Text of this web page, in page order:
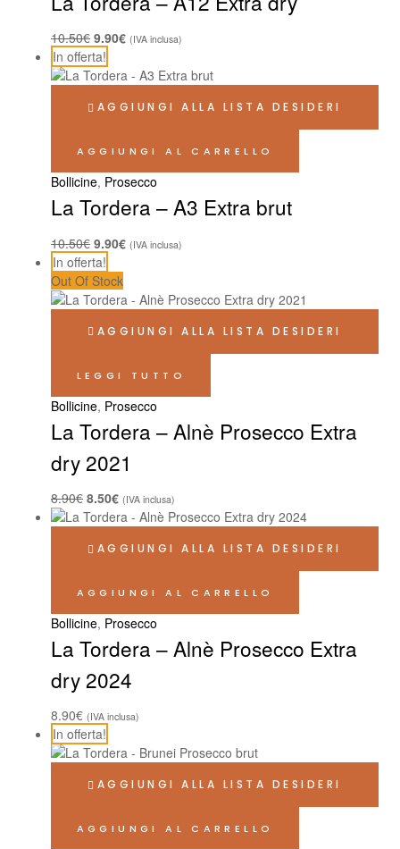
10.50€ 9.90€ (IVA inclusa)
In offerta!
AGGIUNGI ALLA LISTA DESIDERI
AGGIUNGI AL CARRELLO
Bollicine, Prosecco
La Tordera – A3 Extra brut
10.50€ 9.90€ (IVA inclusa)
In offerta!
Out Of Stock
AGGIUNGI ALLA LISTA DESIDERI
LEGGI TUTTO
Bollicine, Prosecco
La Tordera – Alnè Prosecco Extra
dry 2021
8.90€ 8.50€ (IVA inclusa)
AGGIUNGI ALLA LISTA DESIDERI
AGGIUNGI AL CARRELLO
Bollicine, Prosecco
La Tordera – Alnè Prosecco Extra
dry 2024
8.90€ (IVA inclusa)
In offerta!
AGGIUNGI ALLA LISTA DESIDERI
AGGIUNGI AL CARRELLO